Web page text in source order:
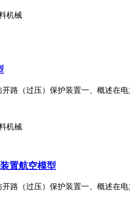
机械
路（过压）保护装置一、概述在
机械
置航空模型
路（过压）保护装置一、概述在